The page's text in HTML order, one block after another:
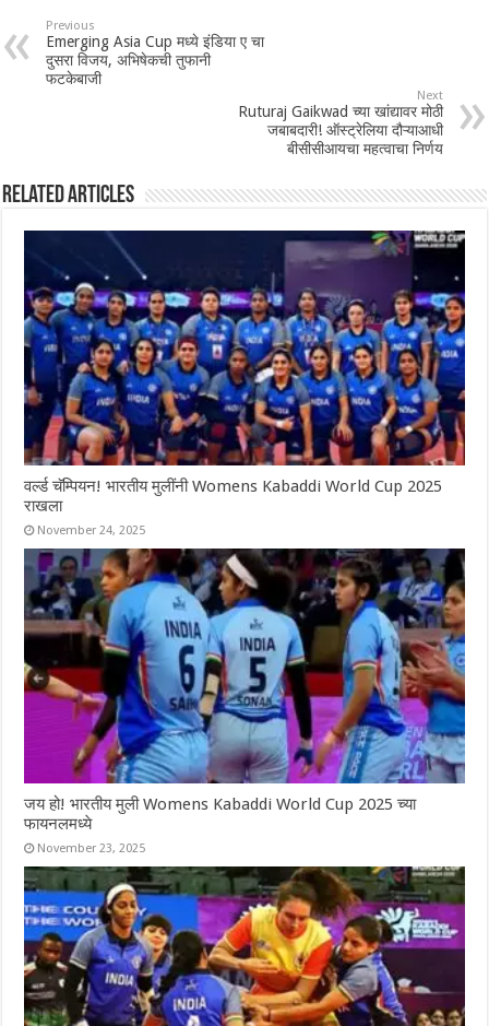
Previous
Emerging Asia Cup मध्ये इंडिया ए चा
दुसरा विजय, अभिषेकची तुफानी
फटकेबाजी
Next
Ruturaj Gaikwad च्या खांद्यावर मोठी
जबाबदारी! ऑस्ट्रेलिया दौऱ्याआधी
बीसीसीआयचा महत्वाचा निर्णय
Related Articles
वर्ल्ड चॅम्पियन! भारतीय मुलींनी Womens Kabaddi World Cup 2025
राखला
November 24, 2025
जय हो! भारतीय मुली Womens Kabaddi World Cup 2025 च्या
फायनलमध्ये
November 23, 2025